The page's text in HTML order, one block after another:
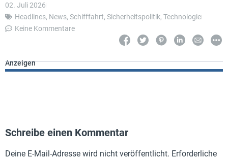
02. Juli 2026
Headlines, News, Schifffahrt, Sicherheitspolitik, Technologie
Keine Kommentare
Anzeigen
Schreibe einen Kommentar
Deine E-Mail-Adresse wird nicht veröffentlicht. Erforderliche